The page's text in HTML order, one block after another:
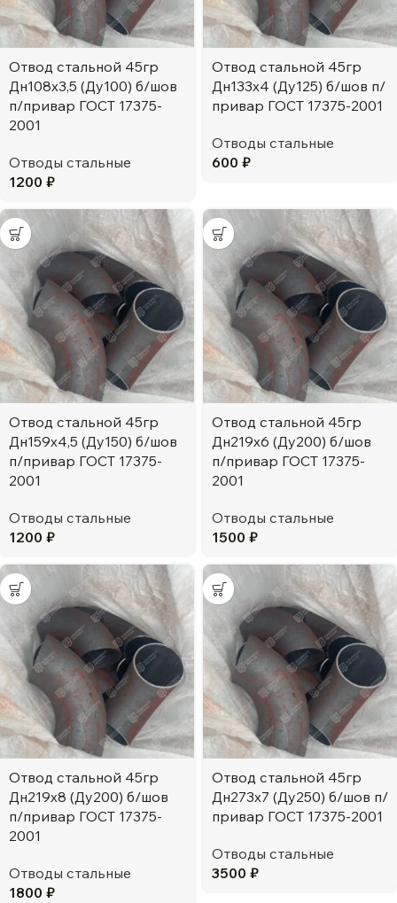
Отвод стальной 45гр
Дн108х3,5 (Ду100) б/шов
п/привар ГОСТ 17375-
2001
Отводы стальные
1200 ₽
Отвод стальной 45гр
Дн133х4 (Ду125) б/шов п/
привар ГОСТ 17375-2001
Отводы стальные
600 ₽
Отвод стальной 45гр
Дн159х4,5 (Ду150) б/шов
п/привар ГОСТ 17375-
2001
Отводы стальные
1200 ₽
Отвод стальной 45гр
Дн219х6 (Ду200) б/шов
п/привар ГОСТ 17375-
2001
Отводы стальные
1500 ₽
Отвод стальной 45гр
Дн219х8 (Ду200) б/шов
п/привар ГОСТ 17375-
2001
Отводы стальные
1800 ₽
Отвод стальной 45гр
Дн273х7 (Ду250) б/шов п/
привар ГОСТ 17375-2001
Отводы стальные
3500 ₽